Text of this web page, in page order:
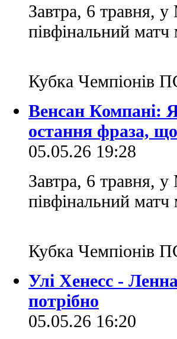
Завтра, 6 травня,
півфінальний
Кубка Чемпіонів
Венсан Компані:
остання фраза,
05.05.26 19:28
Завтра, 6 травня,
півфінальний
Кубка Чемпіонів
Улі Хенесс -
потрібно
05.05.26 16:20